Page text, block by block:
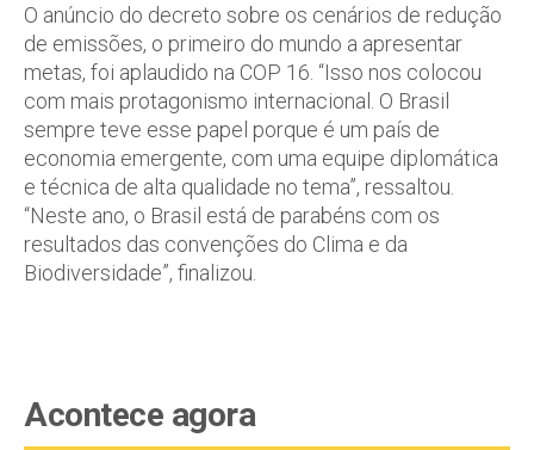
O anúncio do decreto sobre os cenários de redução
de emissões, o primeiro do mundo a apresentar
metas, foi aplaudido na COP 16. “Isso nos colocou
com mais protagonismo internacional. O Brasil
sempre teve esse papel porque é um país de
economia emergente, com uma equipe diplomática
e técnica de alta qualidade no tema”, ressaltou.
“Neste ano, o Brasil está de parabéns com os
resultados das convenções do Clima e da
Biodiversidade”, finalizou.
Acontece agora